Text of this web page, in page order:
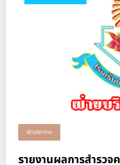
ฝ่ายวิชาการ
รายงานผลการสำรว